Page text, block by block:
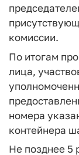
комиссии.
По итогам
лица,
номера
контейнера
Не позднее 5